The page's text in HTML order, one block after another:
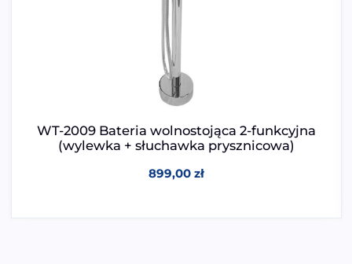
WT-2009 Bateria wolnostojąca 2-funkcyjna
(wylewka + słuchawka prysznicowa)
899,00 zł